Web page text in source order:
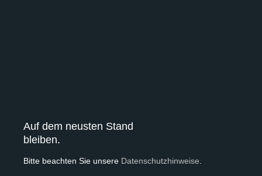
Auf dem neusten Stand
bleiben.
Bitte beachten Sie unsere Datenschutzhinweise